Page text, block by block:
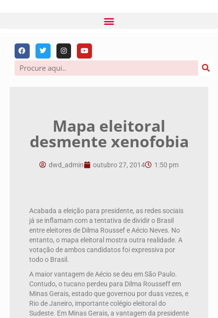
Mapa eleitoral
desmente xenofobia
dwd_admin outubro 27, 2014 1:50 pm
Acabada a eleição para presidente, as redes sociais
já se inflamam com a tentativa de dividir o Brasil
entre eleitores de Dilma Roussef e Aécio Neves. No
entanto, o mapa eleitoral mostra outra realidade. A
votação de ambos candidatos foi expressiva por
todo o Brasil.
A maior vantagem de Aécio se deu em São Paulo.
Contudo, o tucano perdeu para Dilma Rousseff em
Minas Gerais, estado que governou por duas vezes, e
Rio de Janeiro, importante colégio eleitoral do
Sudeste. Em Minas Gerais, a vantagem da presidente